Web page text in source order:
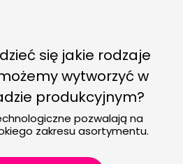
się jakie rodzaje
wytworzyć w
produkcyjnym?
pozwalają na
zakresu asortymentu.